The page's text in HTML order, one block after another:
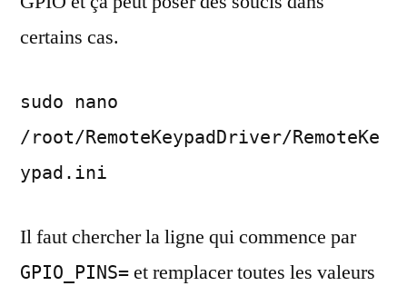
certains cas.
sudo nano
/root/RemoteKeypadDriver/RemoteKe
ypad.ini
Il faut chercher la ligne qui commence par
GPIO_PINS= et remplacer toutes les valeurs